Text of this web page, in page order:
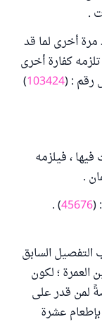
.
مرة أخرى لما قد
كفارة أخرى
رقم : (103424
)
، فيلزمه
.
(
45676
) .
السابق
العمرة ؛ لكون
لمن قدر على
عشرة